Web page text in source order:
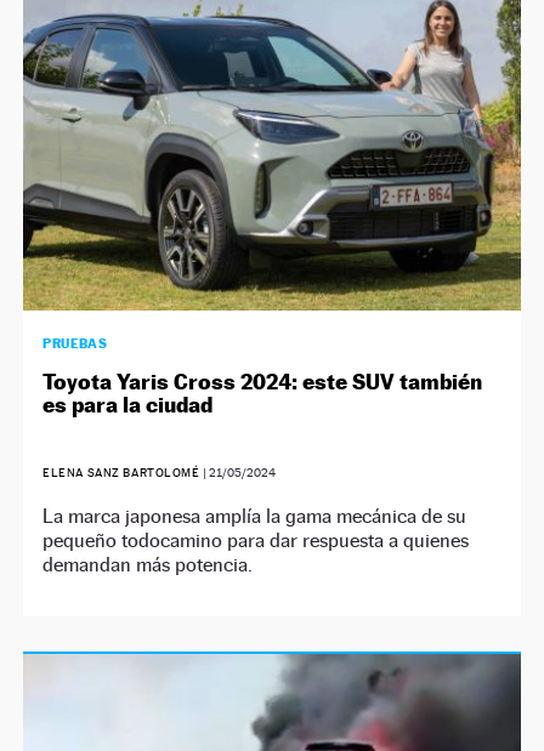
NEWSLETTER
SÍGUENOS
PRUEBAS
Toyota Yaris Cross 2024: este SUV también
es para la ciudad
ELENA SANZ BARTOLOMÉ | 21/05/2024
La marca japonesa amplía la gama mecánica de su
pequeño todocamino para dar respuesta a quienes
demandan más potencia.